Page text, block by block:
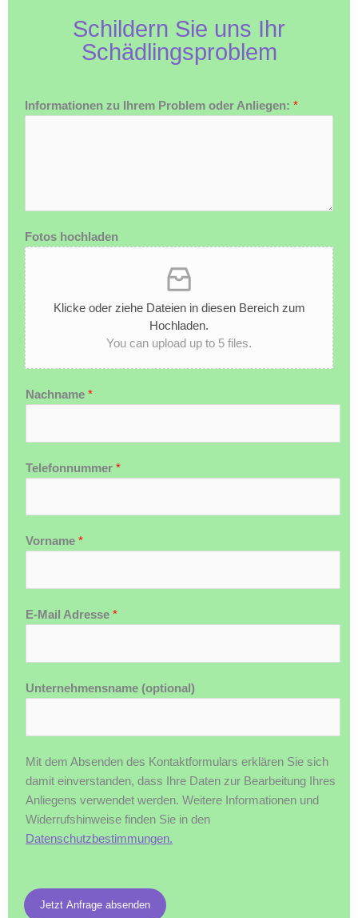
Schildern Sie uns Ihr
Schädlingsproblem
Informationen zu Ihrem Problem oder Anliegen: *
Fotos hochladen
Klicke oder ziehe Dateien in diesen Bereich zum
Hochladen.
You can upload up to 5 files.
Nachname *
Telefonnummer *
Vorname *
E-Mail Adresse *
Unternehmensname (optional)
Mit dem Absenden des Kontaktformulars erklären Sie sich
damit einverstanden, dass Ihre Daten zur Bearbeitung Ihres
Anliegens verwendet werden. Weitere Informationen und
Widerrufshinweise finden Sie in den
Datenschutzbestimmungen.
Jetzt Anfrage absenden